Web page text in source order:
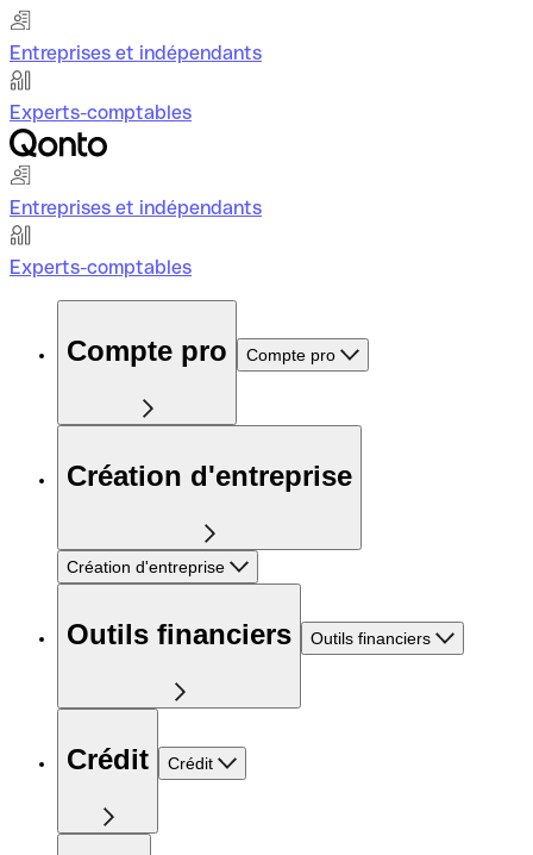
Entreprises et indépendants
Experts-comptables
Entreprises et indépendants
Experts-comptables
Compte pro Compte pro
Création d'entreprise
Création d'entreprise
Outils financiers Outils financiers
Crédit Crédit